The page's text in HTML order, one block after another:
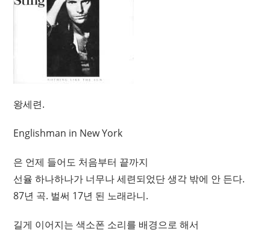
왕세련.
Englishman in New York
은 언제 들어도 처음부터 끝까지
선율 하나하나가 너무나 세련되었단 생각 밖에 안 든다.
87년 곡. 벌써 17년 된 노래라니.
길게 이어지는 색소폰 소리를 배경으로 해서